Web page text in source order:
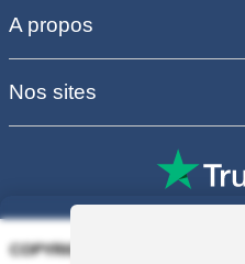
A propos
Nos sites
COPYRIGHT 2006 - 2025 -